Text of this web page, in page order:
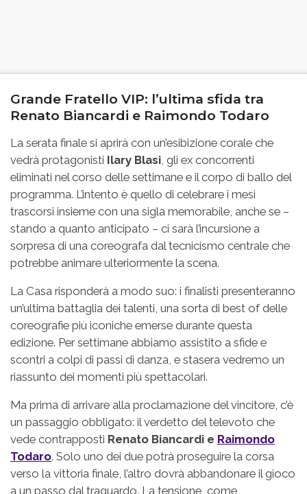
Grande Fratello VIP: l’ultima sfida tra
Renato Biancardi e Raimondo Todaro
La serata finale si aprirà con un’esibizione corale che
vedrà protagonisti Ilary Blasi , gli ex concorrenti
eliminati nel corso delle settimane e il corpo di ballo del
programma. L’intento è quello di celebrare i mesi
trascorsi insieme con una sigla memorabile, anche se –
stando a quanto anticipato – ci sarà l’incursione a
sorpresa di una coreografa dal tecnicismo centrale che
potrebbe animare ulteriormente la scena.
La Casa risponderà a modo suo: i finalisti presenteranno
un’ultima battaglia dei talenti, una sorta di best of delle
coreografie più iconiche emerse durante questa
edizione. Per settimane abbiamo assistito a sfide e
scontri a colpi di passi di danza, e stasera vedremo un
riassunto dei momenti più spettacolari.
Ma prima di arrivare alla proclamazione del vincitore, c’è
un passaggio obbligato: il verdetto del televoto che
vede contrapposti Renato Biancardi e Raimondo
Todaro. Solo uno dei due potrà proseguire la corsa
verso la vittoria finale, l’altro dovrà abbandonare il gioco
a un passo dal traguardo. La tensione, come